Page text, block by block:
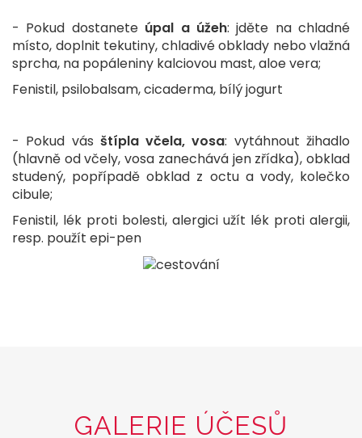
- Pokud dostanete úpal a úžeh: jděte na chladné
místo, doplnit tekutiny, chladivé obklady nebo vlažná
sprcha, na popáleniny kalciovou mast, aloe vera;
Fenistil, psilobalsam, cicaderma, bílý jogurt
- Pokud vás štípla včela, vosa: vytáhnout žihadlo
(hlavně od včely, vosa zanechává jen zřídka), obklad
studený, popřípadě obklad z octu a vody, kolečko
cibule;
Fenistil, lék proti bolesti, alergici užít lék proti alergii,
resp. použít epi-pen
GALERIE ÚČESŮ